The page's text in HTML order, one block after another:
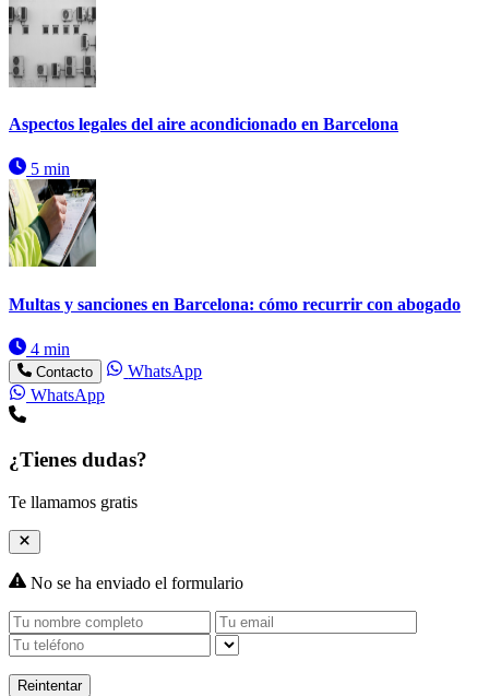
Aspectos legales del aire acondicionado en Barcelona
5 min
Multas y sanciones en Barcelona: cómo recurrir con abogado
4 min
Contacto
WhatsApp
WhatsApp
¿Tienes dudas?
Te llamamos gratis
No se ha enviado el formulario
Reintentar